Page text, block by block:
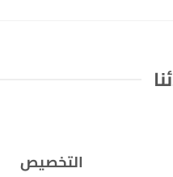
التخصيص